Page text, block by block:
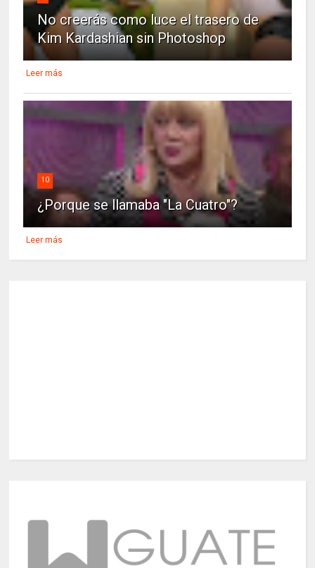
No creerás como luce el trasero de
Kim Kardashian sin Photoshop
Leer más
10
¿Porque se llamaba "La Cuatro"?
Leer más